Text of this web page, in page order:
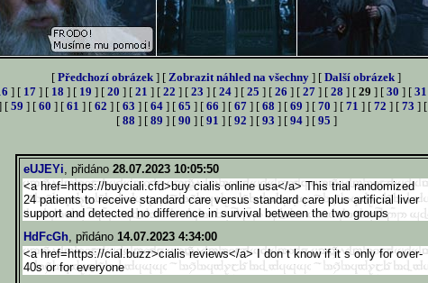
[ Předchozí obrázek ] [ Zobrazit náhled na všechny ] [ Další obrázek ]
] [ 17 ] [ 18 ] [ 19 ] [ 20 ] [ 21 ] [ 22 ] [ 23 ] [ 24 ] [ 25 ] [ 26 ] [ 27 ] [ 28 ] [ 29 ] [ 30 ] [ 31
[ 59 ] [ 60 ] [ 61 ] [ 62 ] [ 63 ] [ 64] [ 65 ] [ 66 ] [ 67] [ 68 ] [ 69 ] [ 70 ] [ 71 ] [ 72 ] [ 73 ] [
[ 88 ] [ 89 ] [ 90 ] [ 91 ] [ 92 ] [ 93 ] [ 94] [ 95 ]
eUJEYi, přidáno 28.07.2023 10:05:50
<a href=https://buyciali.cfd>buy cialis online usa</a> This trial randomized
24 patients to receive standard care versus standard care plus artificial liver
support and detected no difference in survival between the two groups
HdFcGh, přidáno 14.07.2023 4:34:00
<a href=https://cial.buzz>cialis reviews</a> I don t know if it s only for over-
40s or for everyone